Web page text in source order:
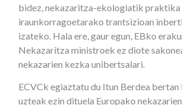
bidez, nekazaritza-ekologiatik praktika
iraunkorragoetarako trantsizioan
izateko. Hala ere, gaur egun, EBko
Nekazaritza ministroek ez diote
nekazarien kezka unibertsalari.
ECVCk egiaztatu du Itun Berdea bertan
uzteak ezin dituela Europako